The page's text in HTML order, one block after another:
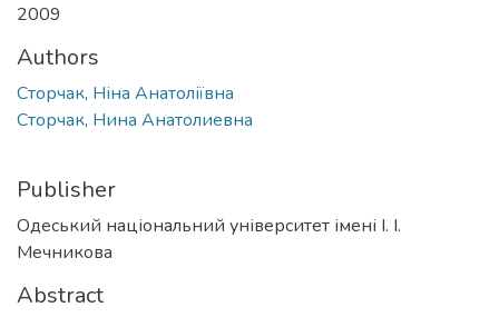
2009
Authors
Сторчак, Ніна Анатоліївна
Сторчак, Нина Анатолиевна
Publisher
Одеський національний університет імені І. І.
Мечникова
Abstract